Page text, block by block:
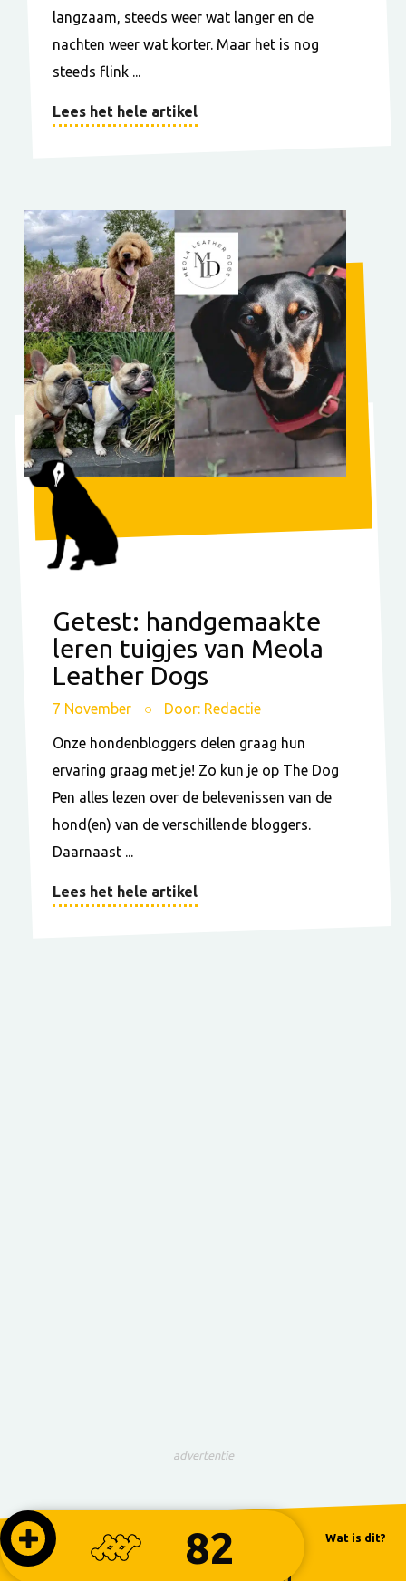
82 Wat is dit?
langzaam, steeds weer wat langer en de
nachten weer wat korter. Maar het is nog
steeds flink ...
Lees het hele artikel
Getest: handgemaakte
leren tuigjes van Meola
Leather Dogs
7 November Door: Redactie
Onze hondenbloggers delen graag hun
ervaring graag met je! Zo kun je op The Dog
Pen alles lezen over de belevenissen van de
hond(en) van de verschillende bloggers.
Daarnaast ...
Lees het hele artikel
advertentie